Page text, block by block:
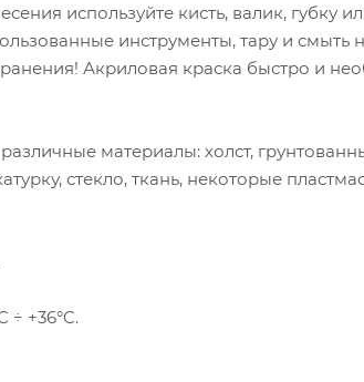
используйте кисть, валик, губку
инструменты, тару и смыть
Акриловая краска быстро и
материалы: холст,
стекло, ткань, некоторые
÷ +36°C.